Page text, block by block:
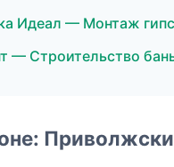
Идеал — Монтаж
— Строительство